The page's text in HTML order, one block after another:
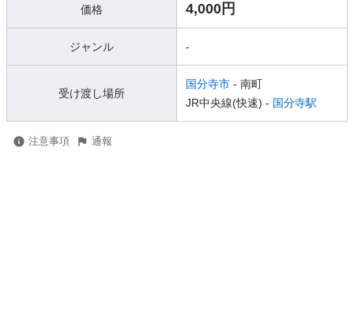
価格 4,000円
ジャンル -
受け渡し場所
国分寺市 - 南町
JR中央線(快速) - 国分寺駅
注意事項 通報